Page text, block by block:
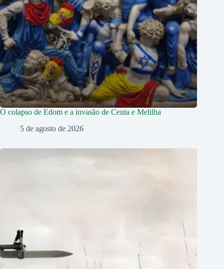
O colapso de Edom e a invasão de Ceuta e Melilha
5 de agosto de 2026